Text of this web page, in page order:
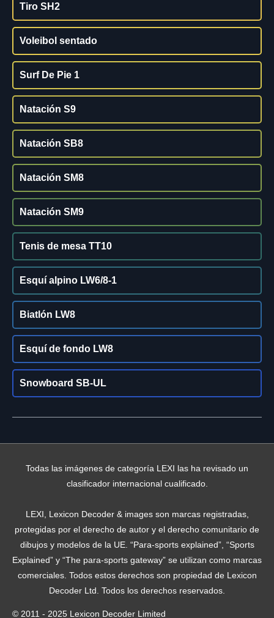
Tiro SH2
Voleibol sentado
Surf De Pie 1
Natación S9
Natación SB8
Natación SM8
Natación SM9
Tenis de mesa TT10
Esquí alpino LW6/8-1
Biatlón LW8
Esquí de fondo LW8
Snowboard SB-UL
Todas las imágenes de categoría LEXI las ha revisado un
clasificador internacional cualificado.
LEXI, Lexicon Decoder & images son marcas registradas,
protegidas por el derecho de autor y el derecho comunitario de
dibujos y modelos de la UE. “Para-sports explained”, “Sports
Explained” y “The para-sports gateway” se utilizan como marcas
comerciales. Todos estos derechos son propiedad de Lexicon
Decoder Ltd. Todos los derechos reservados.
© 2011 - 2025 Lexicon Decoder Limited